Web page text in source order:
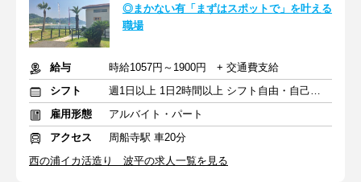
◎まかない有「まずはスポットで」を叶える
職場
給与
時給1057円～1900円 + 交通費支給
シフト
週1日以上 1日2時間以上 シフト自由・自己申告
雇用形態
アルバイト・パート
アクセス
周船寺駅 車20分
西の浦イカ活造り 波平の求人一覧を見る